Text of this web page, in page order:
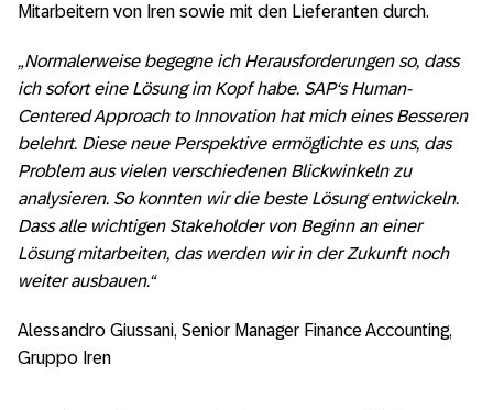
Mitarbeitern von Iren sowie mit den Lieferanten durch.
„Normalerweise begegne ich Herausforderungen so, dass
ich sofort eine Lösung im Kopf habe. SAP‘s Human-
Centered Approach to Innovation hat mich eines Besseren
belehrt. Diese neue Perspektive ermöglichte es uns, das
Problem aus vielen verschiedenen Blickwinkeln zu
analysieren. So konnten wir die beste Lösung entwickeln.
Dass alle wichtigen Stakeholder von Beginn an einer
Lösung mitarbeiten, das werden wir in der Zukunft noch
weiter ausbauen.“
Alessandro Giussani, Senior Manager Finance Accounting,
Gruppo Iren